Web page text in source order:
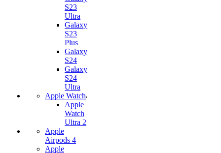
S23
Ultra
Galaxy
S23
Plus
Galaxy
S24
Galaxy
S24
Ultra
Apple Watch
Apple
Watch
Ultra 2
Apple
Airpods 4
Apple